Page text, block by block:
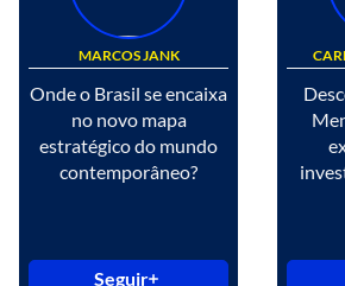
MARCOS JANK
Onde o Brasil se encaixa
no novo mapa
estratégico do mundo
contemporâneo?
Seguir